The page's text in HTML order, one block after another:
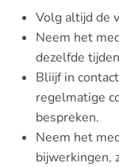
Volg altijd de
Neem het
dezelfde
Bliijf in
regelmatige
bespreken.
Neem het
bijwerkingen,